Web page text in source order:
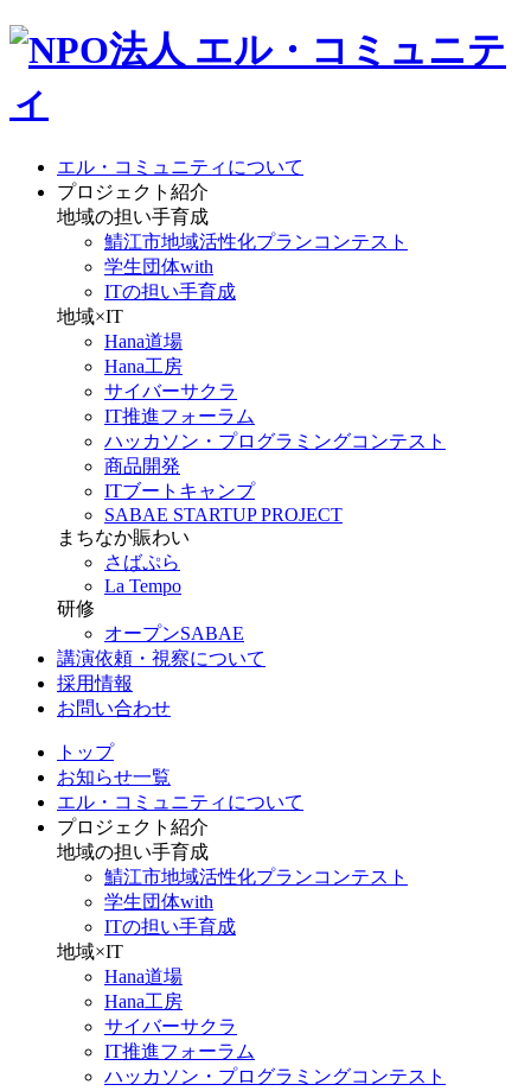
エル・コミュニティについて
プロジェクト紹介
地域の担い手育成
鯖江市地域活性化プランコンテスト
学生団体with
ITの担い手育成
地域×IT
Hana道場
Hana工房
サイバーサクラ
IT推進フォーラム
ハッカソン・プログラミングコンテスト
商品開発
ITブートキャンプ
SABAE STARTUP PROJECT
まちなか賑わい
さばぷら
La Tempo
研修
オープンSABAE
講演依頼・視察について
採用情報
お問い合わせ
トップ
お知らせ一覧
エル・コミュニティについて
プロジェクト紹介
地域の担い手育成
鯖江市地域活性化プランコンテスト
学生団体with
ITの担い手育成
地域×IT
Hana道場
Hana工房
サイバーサクラ
IT推進フォーラム
ハッカソン・プログラミングコンテスト